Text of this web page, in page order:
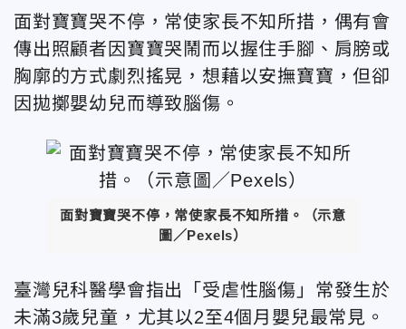
面對寶寶哭不停，常使家長不知所措，偶有會
傳出照顧者因寶寶哭鬧而以握住手腳、肩膀或
胸廓的方式劇烈搖晃，想藉以安撫寶寶，但卻
因拋擲嬰幼兒而導致腦傷。
面對寶寶哭不停，常使家長不知所措。（示意
圖／Pexels）
臺灣兒科醫學會指出「受虐性腦傷」常發生於
未滿3歲兒童，尤其以2至4個月嬰兒最常見。